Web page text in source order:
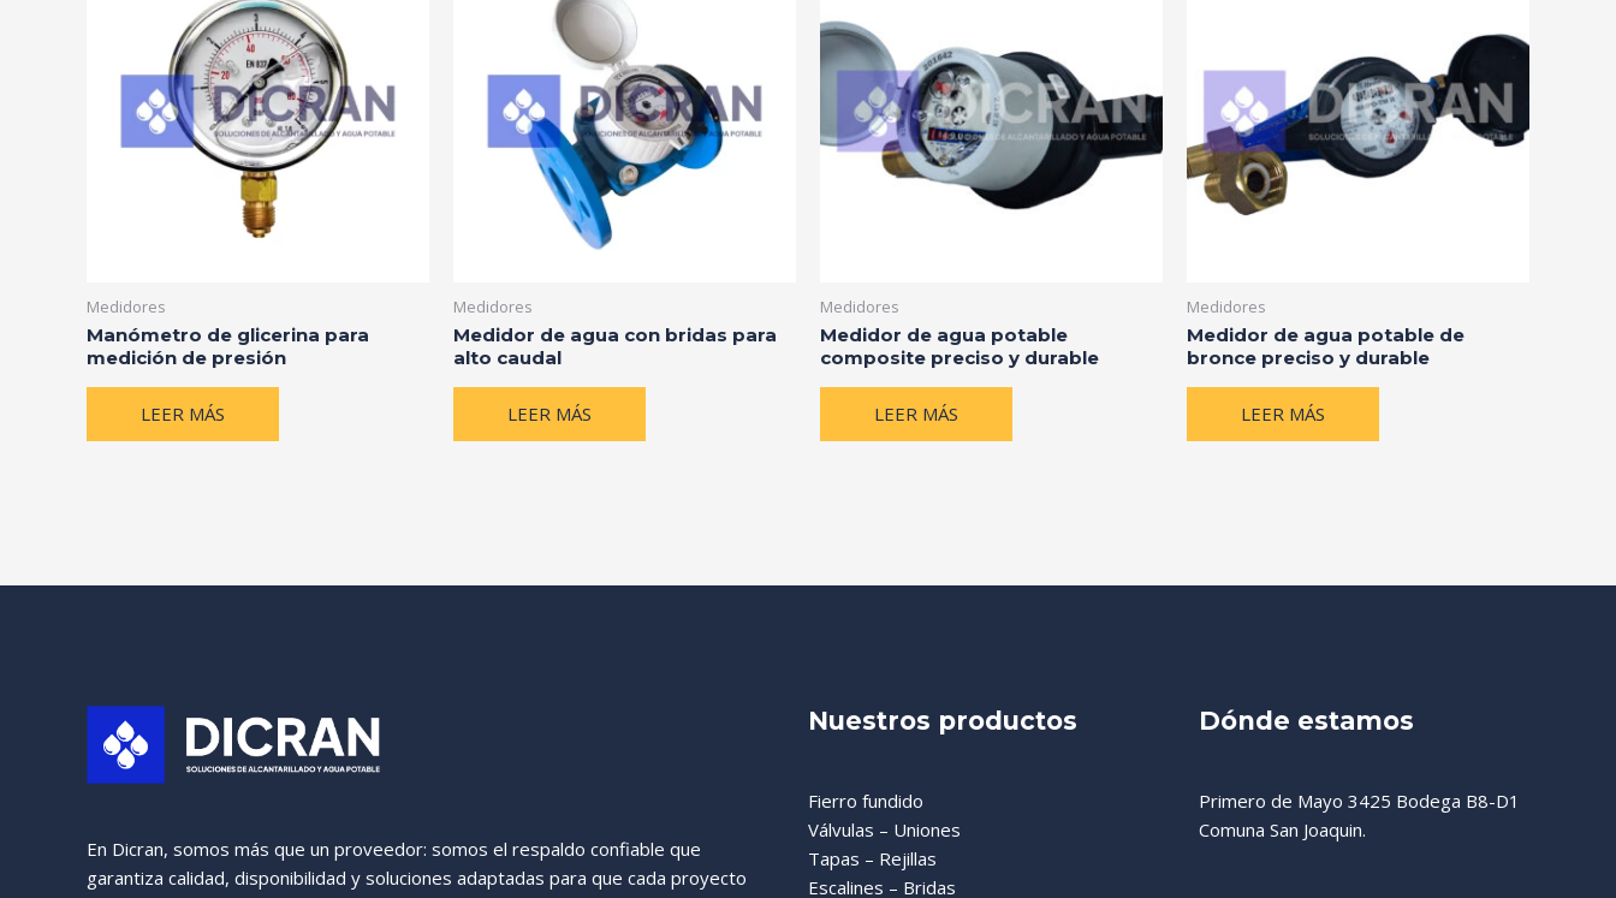
Medidores
Manómetro de glicerina para
medición de presión
LEER MÁS
Medidores
Medidor de agua con bridas para
alto caudal
LEER MÁS
Medidores
Medidor de agua potable
composite preciso y durable
LEER MÁS
Medidores
Medidor de agua potable de
bronce preciso y durable
LEER MÁS
En Dicran, somos más que un proveedor: somos el respaldo confiable que
garantiza calidad, disponibilidad y soluciones adaptadas para que cada proyecto
Nuestros productos
Fierro fundido
Válvulas – Uniones
Tapas – Rejillas
Escalines – Bridas
Dónde estamos
Primero de Mayo 3425 Bodega B8-D1
Comuna San Joaquin.